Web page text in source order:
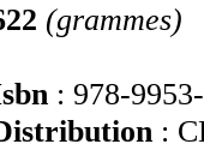
(grammes)
: 978-
: